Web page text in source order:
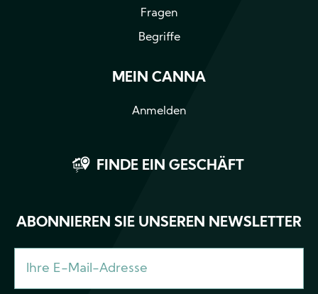
Fragen
Begriffe
MEIN CANNA
Anmelden
FINDE EIN GESCHÄFT
ABONNIEREN SIE UNSEREN NEWSLETTER